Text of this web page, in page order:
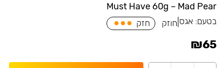
Must Have 60g – Mad Pear
בטעם: אגס חוזק חזק
₪65